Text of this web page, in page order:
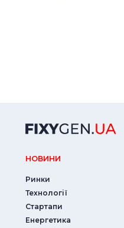
НОВИНИ
Ринки
Технології
Стартапи
Енергетика